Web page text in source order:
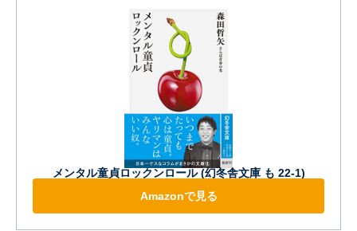
メンタル童貞ロックンロール (幻冬舎文庫 も 22-1)
Amazonで見る